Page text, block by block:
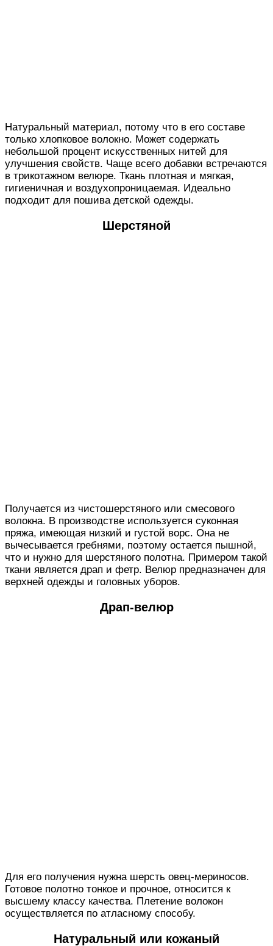
Натуральный материал, потому что в его составе
только хлопковое волокно. Может содержать
небольшой процент искусственных нитей для
улучшения свойств. Чаще всего добавки встречаются
в трикотажном велюре. Ткань плотная и мягкая,
гигиеничная и воздухопроницаемая. Идеально
подходит для пошива детской одежды.
Шерстяной
Получается из чистошерстяного или смесового
волокна. В производстве используется суконная
пряжа, имеющая низкий и густой ворс. Она не
вычесывается гребнями, поэтому остается пышной,
что и нужно для шерстяного полотна. Примером такой
ткани является драп и фетр. Велюр предназначен для
верхней одежды и головных уборов.
Драп-велюр
Для его получения нужна шерсть овец-мериносов.
Готовое полотно тонкое и прочное, относится к
высшему классу качества. Плетение волокон
осуществляется по атласному способу.
Натуральный или кожаный